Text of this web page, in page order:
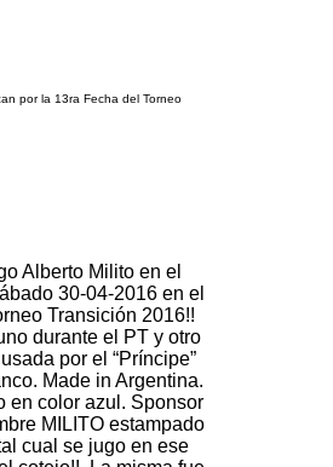
por la 13ra Fecha del Torneo